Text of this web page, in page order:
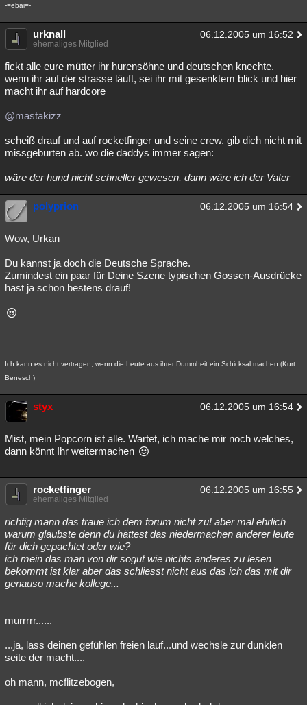
-=ebai=-
urknall 06.12.2005 um 16:52
ehemaliges Mitglied
fickt alle eure mütter ihr hurensöhne und deutschen knechte.
wenn ihr auf der strasse läuft, sei ihr mit gesenktem blick und hier
macht ihr auf hardcore
@mastakizz
scheiß drauf und auf rocketfinger und seine crew. gib dich nicht mit
missgeburten ab. wo die daddys immer sagen:
wäre der hund nicht schneller gewesen, dann wäre ich der Vater
polyprion 06.12.2005 um 16:54
Wow, Urkan
Du kannst ja doch die Deutsche Sprache.
Zumindest ein paar für Deine Szene typischen Gossen-Ausdrücke
hast ja schon bestens drauf!
Ich kann es nicht vertragen, wenn die Leute aus ihrer Dummheit ein Schicksal machen.(Kurt
Benesch)
styx 06.12.2005 um 16:54
Mist, mein Popcorn ist alle. Wartet, ich mache mir noch welches,
dann könnt Ihr weitermachen
rocketfinger 06.12.2005 um 16:55
ehemaliges Mitglied
richtig mann das traue ich dem forum nicht zu! aber mal ehrlich
warum glaubste denn du hättest das niedermachen anderer leute
für dich gepachtet oder wie?
ich mein das man von dir sogut wie nichts anderes zu lesen
bekommt ist klar aber das schliesst nicht aus das ich das mit dir
genauso mache kollege...
murrrrr......
...ja, lass deinen gefühlen freien lauf...und wechsle zur dunklen
seite der macht....
oh mann, mcflitzebogen,